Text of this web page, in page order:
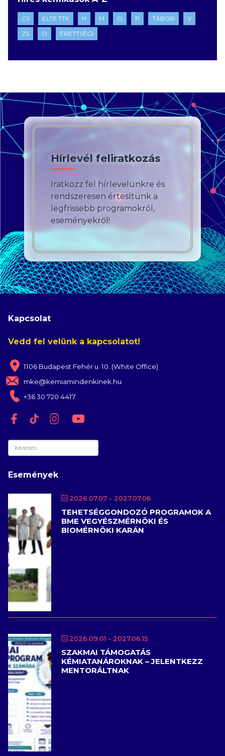
CS ELTE TTK H M O P TÁBOR
V
ZS
Ö ÉRETTSÉGI
Hírlevél feliratkozás
Iratkozz fel hírlevelünkre és
rendszeresen értesítünk a
legfrissebb programokról,
eseményekről!
Kapcsolat
Vedd fel velünk a kapcsolatot!
1106 Budapest Fehér u. 10. (White Office)
mke@kemiamindenkinek.hu
+36 30 720 4417
Keresés
Események
2026.07.07 - 2027.07.06
TEHETSÉGGONDOZÓ PROGRAMOK A
BME VEGYÉSZMÉRNÖKI ÉS
BIOMÉRNÖKI KARÁN
2026.09.01 - 2027.06.15
SZAKMAI TÁMOGATÁS
KÉMIATANÁROKNAK – JELENTKEZZ
MENTORÁLTNAK